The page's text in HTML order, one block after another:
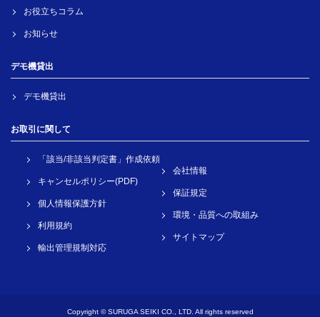
お役立ちコラム
お知らせ
デモ機貸出
デモ機貸出
お取引に関して
「該当/非該当判定書」作成依頼
キャンセルポリシー(PDF)
個人情報保護方針
利用規約
輸出管理規制対応
会社情報
保証規定
環境・品質への取組み
サイトマップ
Copyright © SURUGA SEIKI CO., LTD. All rights reserved